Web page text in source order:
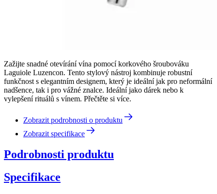
Zažijte snadné otevírání vína pomocí korkového šroubováku
Laguiole Luzencon. Tento stylový nástroj kombinuje robustní
funkčnost s elegantním designem, který je ideální jak pro neformální
nadšence, tak i pro vážné znalce. Ideální jako dárek nebo k
vylepšení rituálů s vínem. Přečtěte si více.
Zobrazit podrobnosti o produktu
Zobrazit specifikace
Podrobnosti produktu
Specifikace